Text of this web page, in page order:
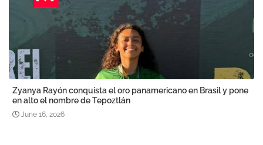
Zyanya Rayón conquista el oro panamericano en Brasil y pone
en alto el nombre de Tepoztlán
June 16, 2026